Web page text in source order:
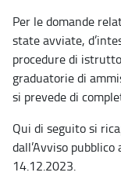
Per le domande
state avviate,
procedure di
graduatorie di
si prevede di
Qui di seguito si
dall’Avviso
14.12.2023.